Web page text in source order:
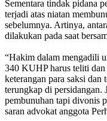
Sementara tindak pidana
terjadi atas niatan
sebelumnya. Artinya,
dilakukan pada saat
“Hakim dalam mengadili
340 KUHP harus teliti
keterangan para saksi
terungkap di persidangan.
pembunuhan tapi divonis
saran advokat anggota